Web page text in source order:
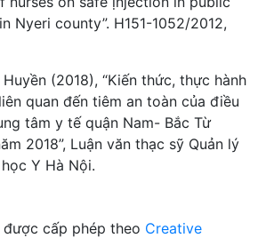
Nyeri county”. H151-1052/2012,
(2018), “Kiến thức, thực hành
quan đến tiêm an toàn của điều
tâm y tế quận Nam- Bắc Từ
2018”, Luận văn thạc sỹ Quản lý
Y Hà Nội.
cấp phép theo Creative